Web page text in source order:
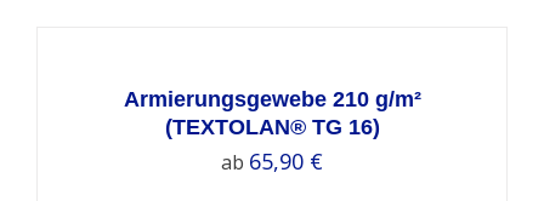
Armierungsgewebe 210 g/m²
(TEXTOLAN® TG 16)
ab 65,90 €